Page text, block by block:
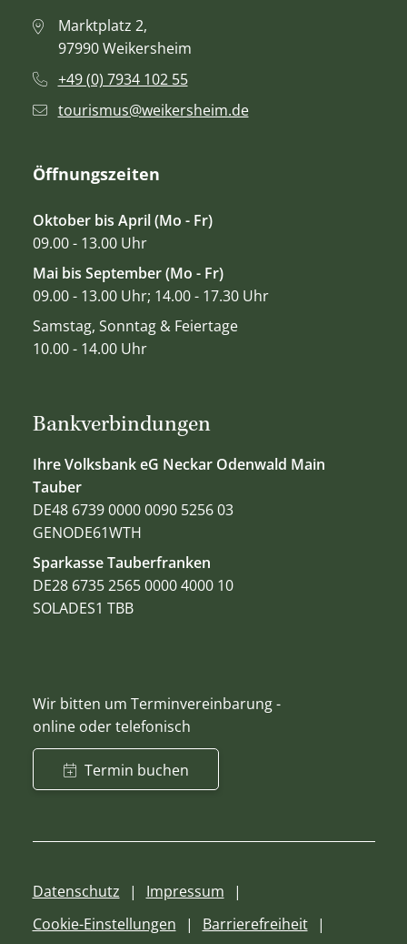
Bankverbindungen
Ihre Volksbank eG Neckar Odenwald Main
Tauber
DE48 6739 0000 0090 5256 03
GENODE61WTH
Sparkasse Tauberfranken
DE28 6735 2565 0000 4000 10
SOLADES1 TBB
Wir bitten um Terminvereinbarung -
online oder telefonisch
Termin buchen
Marktplatz 2,
97990 Weikersheim
+49 (0) 7934 102 55
tourismus@weikersheim.de
Öffnungszeiten
Oktober bis April (Mo - Fr)
09.00 - 13.00 Uhr
Mai bis September (Mo - Fr)
09.00 - 13.00 Uhr; 14.00 - 17.30 Uhr
Samstag, Sonntag & Feiertage
10.00 - 14.00 Uhr
Datenschutz
Impressum
Cookie-Einstellungen
Barrierefreiheit